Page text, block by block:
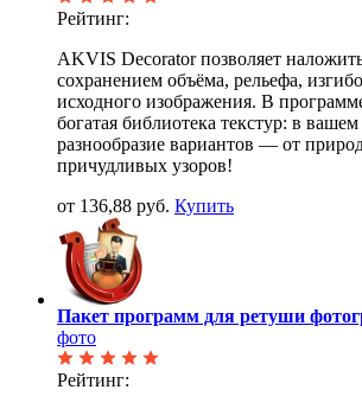
Рейтинг:
AKVIS Decorator позволяет
сохранением объёма, рельефа,
исходного изображения. В
богатая библиотека текстур: в
разнообразие вариантов — от
причудливых узоров!
от 136,88 руб. Купить
Пакет программ для ретуши
фото
Рейтинг: